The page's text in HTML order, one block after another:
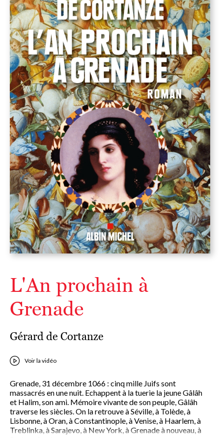
L'An prochain à
Grenade
Gérard de Cortanze
Voir la vidéo
Grenade, 31 décembre 1066 : cinq mille Juifs sont
massacrés en une nuit. Echappent à la tuerie la jeune Gâlâh
et Halim, son ami. Mémoire vivante de son peuple, Gâlâh
traverse les siècles. On la retrouve à Séville, à Tolède, à
Lisbonne, à Oran, à Constantinople, à Venise, à Haarlem, à
Treblinka, à Sarajevo, à New York, à Grenade à nouveau, à